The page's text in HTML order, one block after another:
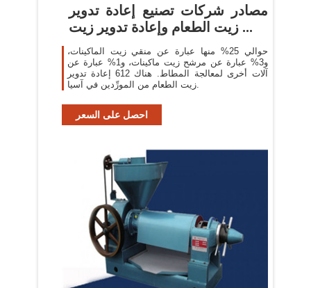
مصادر شركات تصنيع إعادة تدوير
زيت الطعام وإعادة تدوير زيت ...
حوالي 25% منها عبارة عن منقي زيت الماكينات،
و3% عبارة عن مرشح زيت ماكينات، و1% عبارة عن
آلات أخرى لمعالجة المطاط. هناك 612 إعادة تدوير
زيت الطعام من المورِّدين في آسيا.
احصل على السعر